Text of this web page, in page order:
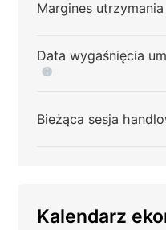
Margines utrzymania
Data wygaśnięcia
Bieżąca sesja
Kalendarz